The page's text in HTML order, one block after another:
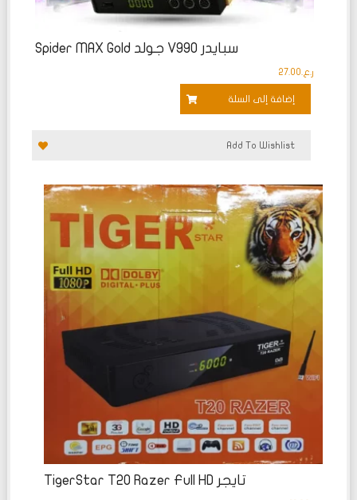
سبايدر V990 جولد Spider MAX Gold
ر.ع. 27.00
إضافة إلى السلة
Add To Wishlist
تايجر TigerStar T20 Razer Full HD
تم
التقييم
0
من
5